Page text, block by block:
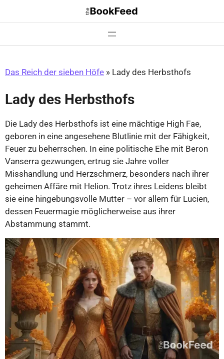
Das Reich der sieben Höfe » Lady des Herbsthofs
Lady des Herbsthofs
Die Lady des Herbsthofs ist eine mächtige High Fae,
geboren in eine angesehene Blutlinie mit der Fähigkeit,
Feuer zu beherrschen. In eine politische Ehe mit Beron
Vanserra gezwungen, ertrug sie Jahre voller
Misshandlung und Herzschmerz, besonders nach ihrer
geheimen Affäre mit Helion. Trotz ihres Leidens bleibt
sie eine hingebungsvolle Mutter – vor allem für Lucien,
dessen Feuermagie möglicherweise aus ihrer
Abstammung stammt.